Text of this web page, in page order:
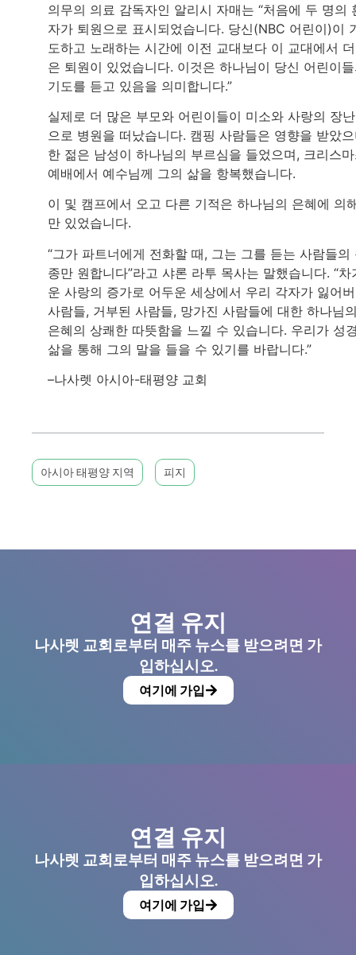
의무의 의료 감독자인 알리시 자매는 “처음에 두 명의
자가 퇴원으로 표시되었습니다. 당신(NBC 어린이)이
도하고 노래하는 시간에 이전 교대보다 이 교대에서
은 퇴원이 있었습니다. 이것은 하나님이 당신 어린이
기도를 듣고 있음을 의미합니다.”
실제로 더 많은 부모와 어린이들이 미소와 사랑의 장
으로 병원을 떠났습니다. 캠핑 사람들은 영향을 받았
한 젊은 남성이 하나님의 부르심을 들었으며, 크리스
예배에서 예수님께 그의 삶을 항복했습니다.
이 및 캠프에서 오고 다른 기적은 하나님의 은혜에 의
만 있었습니다.
“그가 파트너에게 전화할 때, 그는 그를 듣는 사람들의
종만 원합니다”라고 샤론 라투 목사는 말했습니다. “차
운 사랑의 증가로 어두운 세상에서 우리 각자가 잃어
사람들, 거부된 사람들, 망가진 사람들에 대한 하나님
은혜의 상쾌한 따뜻함을 느낄 수 있습니다. 우리가 성
삶을 통해 그의 말을 들을 수 있기를 바랍니다.”
–나사렛 아시아-태평양 교회
아시아 태평양 지역 피지
연결 유지
나사렛 교회로부터 매주 뉴스를 받으려면 가
입하십시오.
여기에 가입
연결 유지
나사렛 교회로부터 매주 뉴스를 받으려면 가
입하십시오.
여기에 가입